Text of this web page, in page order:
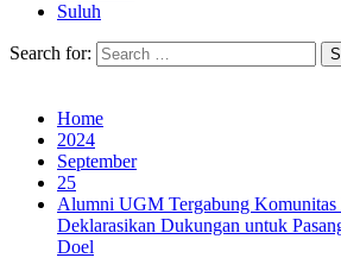
Suluh
Search for:
Home
2024
September
25
Alumni UGM Tergabung Komunitas
Deklarasikan Dukungan untuk
Doel